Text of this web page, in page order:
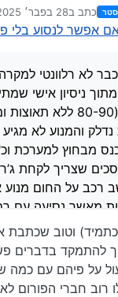
(80-90 ללא תאוצות ומאמץ
מגיע לחום גבוה כנראה
נסיעה חלקה ללא
להדגיש (@נייטרון-חפשי
ששמן ומים לפעמים
מחסור בהם יכול לדפוק
אם חסר צריך למלאות
מאשר לנסוע (כאשר אין
היתה הנסיעה האחרונה
כתב ב28 בפבר׳ 2025, 0:46
נערך לאחרונה על ידי
אפשר לנסוע בלי
כבר לא רלוונטי
ניסיון אישי
מהירה במישור (80-90
והמנוע לא
מבחוץ למערכת
שצריך לקחת
רכב על החום מנוע
מאשר נסיעה עם
להתמקד בדברים
על פיהם עם כמה
רוב חברי הפורום